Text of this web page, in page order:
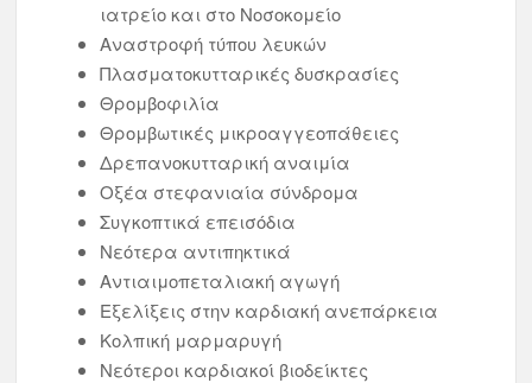
ιατρείο και στο Νοσοκομείο
Αναστροφή τύπου λευκών
Πλασματοκυτταρικές δυσκρασίες
Θρομβοφιλία
Θρομβωτικές μικροαγγεοπάθειες
Δρεπανοκυτταρική αναιμία
Οξέα στεφανιαία σύνδρομα
Συγκοπτικά επεισόδια
Νεότερα αντιπηκτικά
Αντιαιμοπεταλιακή αγωγή
Εξελίξεις στην καρδιακή ανεπάρκεια
Κολπική μαρμαρυγή
Νεότεροι καρδιακοί βιοδείκτες